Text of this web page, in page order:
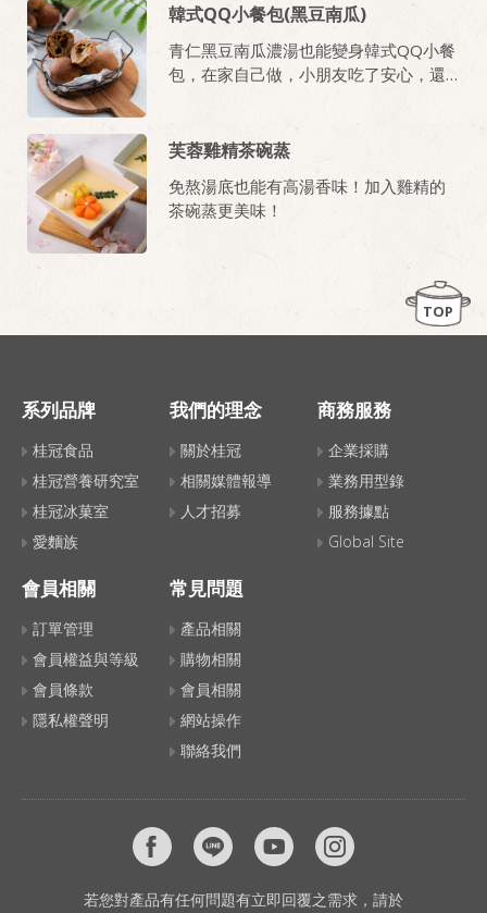
韓式QQ小餐包(黑豆南瓜)
青仁黑豆南瓜濃湯也能變身韓式QQ小餐
包，在家自己做，小朋友吃了安心，還
芙蓉雞精茶碗蒸
免熬湯底也能有高湯香味！加入雞精的
茶碗蒸更美味！
TOP
系列品牌
桂冠食品
桂冠營養研究室
桂冠冰菓室
愛麵族
我們的理念
關於桂冠
相關媒體報導
人才招募
商務服務
企業採購
業務用型錄
服務據點
Global Site
會員相關
訂單管理
會員權益與等級
會員條款
隱私權聲明
常見問題
產品相關
購物相關
會員相關
網站操作
聯絡我們
若您對產品有任何問題有立即回覆之需求，請於